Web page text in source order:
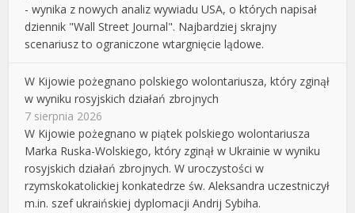
- wynika z nowych analiz wywiadu USA, o których napisał
dziennik "Wall Street Journal". Najbardziej skrajny
scenariusz to ograniczone wtargnięcie lądowe.
W Kijowie pożegnano polskiego wolontariusza, który zginął
w wyniku rosyjskich działań zbrojnych
7 sierpnia 2026
W Kijowie pożegnano w piątek polskiego wolontariusza
Marka Ruska-Wolskiego, który zginął w Ukrainie w wyniku
rosyjskich działań zbrojnych. W uroczystości w
rzymskokatolickiej konkatedrze św. Aleksandra uczestniczył
m.in. szef ukraińskiej dyplomacji Andrij Sybiha.